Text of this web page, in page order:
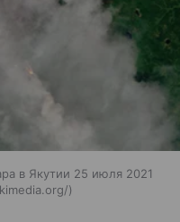
в Якутии 25 июля 2021